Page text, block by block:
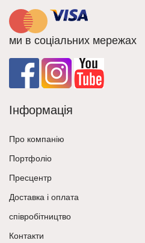
ми в соціальних мережах
Інформація
Про компанію
Портфоліо
Пресцентр
Доставка і оплата
співробітництво
Контакти